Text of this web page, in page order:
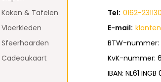
Koken & Tafelen
Vloerkleden
Sfeerhaarden
Cadeaukaart
Tel: 0162-231130
E-mail:
BTW-nummer:
KvK-nummer:
IBAN: NL61